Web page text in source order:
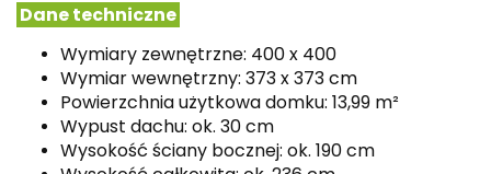
Dane techniczne
Wymiary zewnętrzne: 400 x 400
Wymiar wewnętrzny: 373 x 373 cm
Powierzchnia użytkowa domku: 13,99 m²
Wypust dachu: ok. 30 cm
Wysokość ściany bocznej: ok. 190 cm